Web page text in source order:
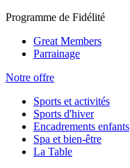
Programme de Fidélité
Great Members
Parrainage
Notre offre
Sports et activités
Sports d'hiver
Encadrements enfants
Spa et bien-être
La Table